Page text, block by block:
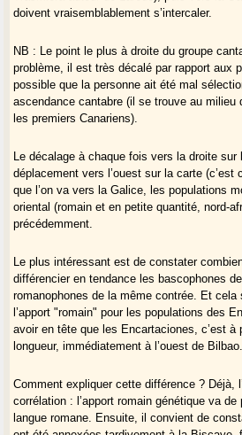
doivent vraisemblablement s’intercaler.
NB : Le point le plus à droite du groupe
problème, il est très décalé par rapport aux
possible que la personne ait été mal
ascendance cantabre (il se trouve au milieu
les premiers Canariens).
Le décalage à chaque fois vers la droite
déplacement vers l’ouest sur la carte
que l’on va vers la Galice, les populations
oriental (romain et en petite quantité, nord-
précédemment.
Le plus intéressant est de constater
différencier en tendance les bascophones
romanophones de la même contrée. Et
l’apport "romain" pour les populations des
avoir en tête que les Encartaciones, c’est à
longueur, immédiatement à l’ouest de Bilbao.
Comment expliquer cette différence ? Déjà,
corrélation : l’apport romain génétique va de
langue romane. Ensuite, il convient de